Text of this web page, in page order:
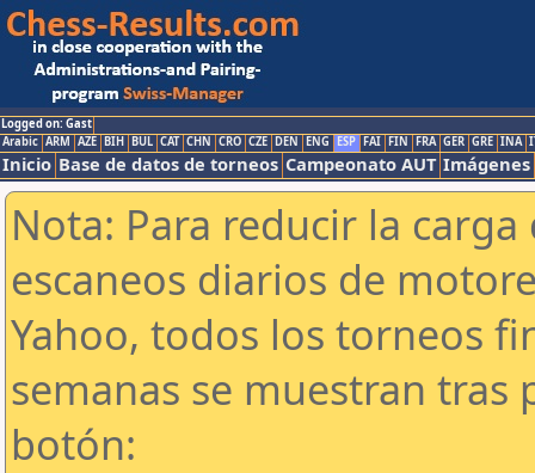
Logged on: Gast
Arabic ARM AZE BIH BUL CAT CHN CRO CZE DEN ENG ESP FAI FIN FRA GER GRE INA
Inicio Base de datos de torneos Campeonato AUT Imágenes
Nota: Para reducir la
escaneos diarios de
Yahoo, todos los torneos
semanas se muestran tras
botón: